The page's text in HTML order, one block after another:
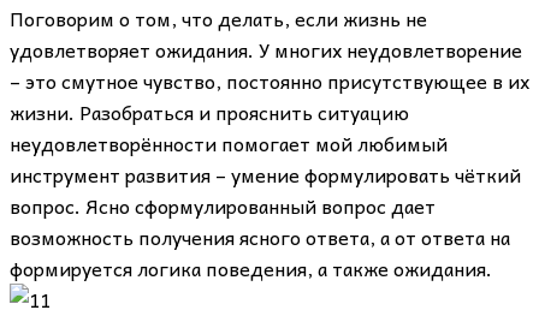
Поговорим о том, что делать, если жизнь не
удовлетворяет ожидания. У многих неудовлетворение
– это смутное чувство, постоянно присутствующее в их
жизни. Разобраться и прояснить ситуацию
неудовлетворённости помогает мой любимый
инструмент развития – умение формулировать чёткий
вопрос. Ясно сформулированный вопрос дает
возможность получения ясного ответа, а от ответа на
формируется логика поведения, а также ожидания.